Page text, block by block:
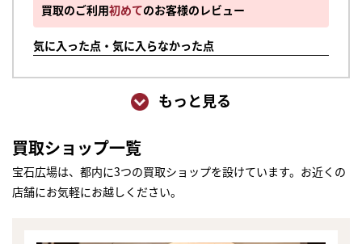
買取のご利用初めてのお客様のレビュー
気に入った点・気に入らなかった点
もっと見る
買取ショップ一覧
宝石広場は、都内に3つの買取ショップを設けています。お近くの
店舗にお気軽にお越しください。